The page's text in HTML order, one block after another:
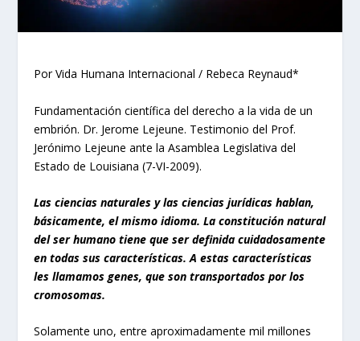
Por Vida Humana Internacional / Rebeca Reynaud*
Fundamentación científica del derecho a la vida de un
embrión. Dr. Jerome Lejeune. Testimonio del Prof.
Jerónimo Lejeune ante la Asamblea Legislativa del
Estado de Louisiana (7-VI-2009).
Las ciencias naturales y las ciencias jurídicas hablan,
básicamente, el mismo idioma. La constitución natural
del ser humano tiene que ser definida cuidadosamente
en todas sus características. A estas características
les llamamos genes, que son transportados por los
cromosomas.
Solamente uno, entre aproximadamente mil millones